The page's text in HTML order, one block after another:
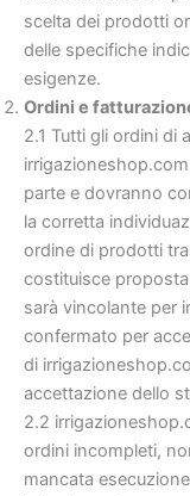
scelta dei prodotti
delle specifiche
esigenze.
Ordini e
2.1 Tutti gli ordini di
parte e dovranno
la corretta
ordine di prodotti
costituisce
sarà vincolante per
confermato per
di
accettazione dello
2.2
ordini incompleti,
mancata